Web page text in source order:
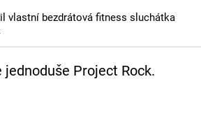
vlastní bezdrátová fitness sluchátka
Project Rock.